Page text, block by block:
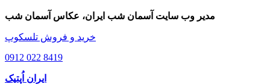
مدیر وب سایت آسمان شب ایران، عکاس آسمان شب
خرید و فروش تلسکوپ
0912 022 8419
ایران اُپتیک